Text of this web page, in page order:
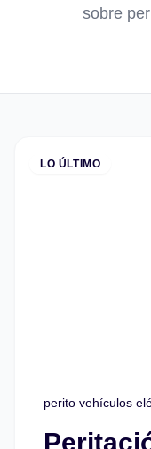
sobre
LO ÚLTIMO
perito vehículos